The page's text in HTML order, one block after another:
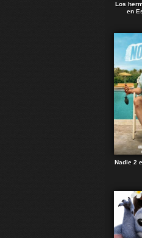
Los
en
Nadie 2